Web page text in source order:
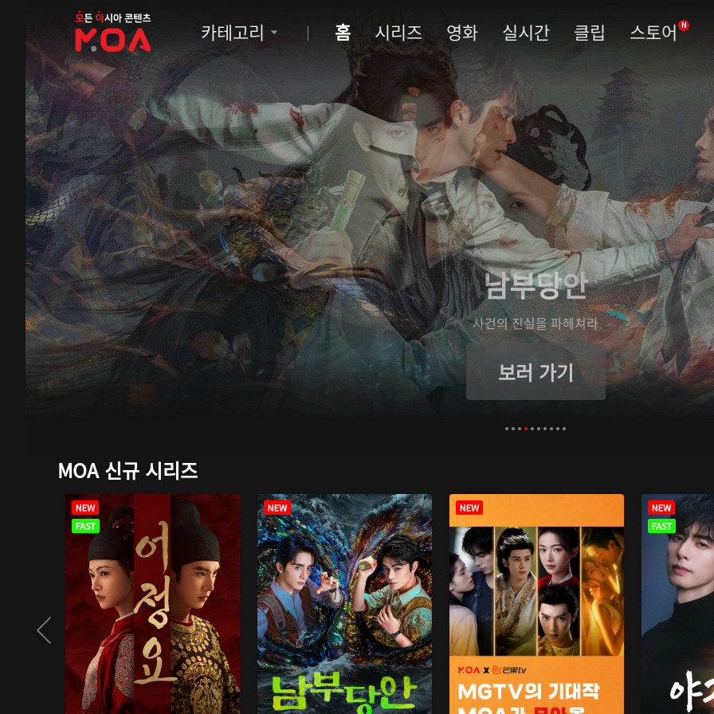
MOA
카테고리 홈 시리즈 영화 실시간 클립 스토어 N
남부당안
사건의 진실을 파헤쳐라
보러 가기
MOA 신규 시리즈